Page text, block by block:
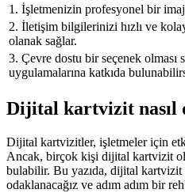
1. İşletmenizin profesyonel bir imaj
2. İletişim bilgilerinizi hızlı ve
olanak sağlar.
3. Çevre dostu bir seçenek olması
uygulamalarına katkıda
Dijital kartvizit nasıl
Dijital kartvizitler, işletmeler için
Ancak, birçok kişi dijital kartvizit
bulabilir. Bu yazıda, dijital kartvizit
odaklanacağız ve adım adım bir